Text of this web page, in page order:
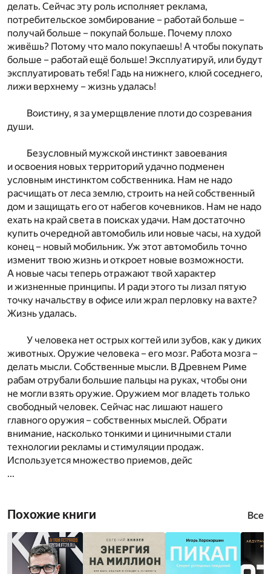
делать. Сейчас эту роль исполняет реклама,
потребительское зомбирование – работай больше –
получай больше – покупай больше. Почему плохо
живёшь? Потому что мало покупаешь! А чтобы покупать
больше – работай ещё больше! Эксплуатируй, или будут
эксплуатировать тебя! Гадь на нижнего, клюй соседнего,
лижи верхнему – жизнь удалась!
Воистину, я за умерщвление плоти до созревания
души.
Безусловный мужской инстинкт завоевания
и освоения новых территорий удачно подменен
условным инстинктом собственника. Нам не надо
расчищать от леса землю, строить на ней собственный
дом и защищать его от набегов кочевников. Нам не надо
ехать на край света в поисках удачи. Нам достаточно
купить очередной автомобиль или новые часы, на худой
конец – новый мобильник. Уж этот автомобиль точно
изменит твою жизнь и откроет новые возможности.
А новые часы теперь отражают твой характер
и жизненные принципы. И ради этого ты лизал пятую
точку начальству в офисе или жрал перловку на вахте?
Жизнь удалась.
У человека нет острых когтей или зубов, как у диких
животных. Оружие человека – его мозг. Работа мозга –
делать мысли. Собственные мысли. В Древнем Риме
рабам отрубали большие пальцы на руках, чтобы они
не могли взять оружие. Оружием мог владеть только
свободный человек. Сейчас нас лишают нашего
главного оружия – собственных мыслей. Обрати
внимание, насколько тонкими и циничными стали
технологии рекламы и стимуляции продаж.
Используется множество приемов, дейс
...
Похожие книги Все